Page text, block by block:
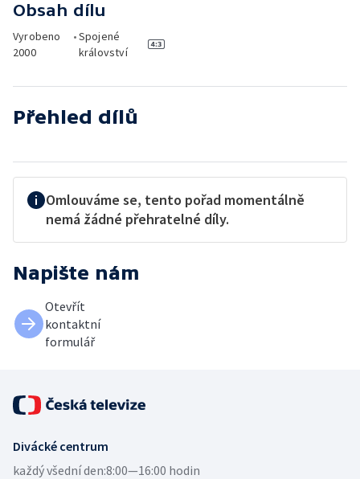
Obsah dílu
Vyrobeno
2000
•Spojené
království
Přehled dílů
Omlouváme se, tento pořad momentálně
nemá žádné přehratelné díly.
Napište nám
Otevřít
kontaktní
formulář
Divácké centrum
každý všední den:8:00—16:00 hodin